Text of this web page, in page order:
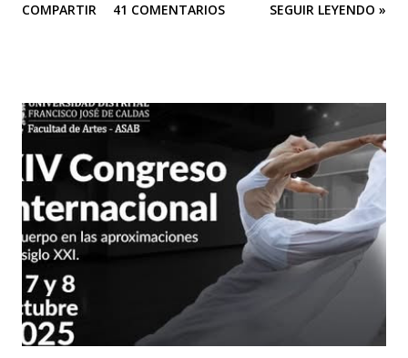
de Colombia. Aquí la columna de Ospina . Revista Corónica
está claro y nada de esto se afectará. Pero, la publicidad de
tu documento me obliga a hablarte en público. Entonces,
debo decirte que tu decisión de preferir al Zorro sobre el
Santo me ha llenado de estupor. No necesitabas explicarla
de una manera tan aterradora. Lo de menos es tu voto
anunciado, del que eres libre y soberano. Se trata de una
decisión que, por supuesto, no comparto pero que
respeto. Así es como suele decirse, con educación? Pero, lo
que me ll...
COMPARTIR 41 COMENTARIOS SEGUIR LEYENDO »